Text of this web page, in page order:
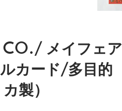
CO./ メイフェア
カード/多目的
製）